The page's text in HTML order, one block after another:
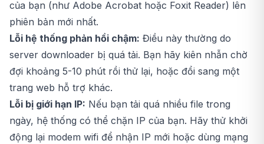
của bạn (như Adobe Acrobat hoặc Foxit Reader) lên
phiên bản mới nhất.
Lỗi hệ thống phản hồi chậm: Điều này thường do
server downloader bị quá tải. Bạn hãy kiên nhẫn chờ
đợi khoảng 5-10 phút rồi thử lại, hoặc đổi sang một
trang web hỗ trợ khác.
Lỗi bị giới hạn IP: Nếu bạn tải quá nhiều file trong
ngày, hệ thống có thể chặn IP của bạn. Hãy thử khởi
động lại modem wifi để nhận IP mới hoặc dùng mạng